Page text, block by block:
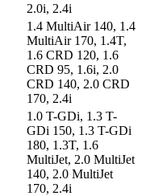
2.0i, 2.4i
1.4 MultiAir 140, 1.4
MultiAir 170, 1.4T,
1.6 CRD 120, 1.6
CRD 95, 1.6i, 2.0
CRD 140, 2.0 CRD
170, 2.4i
1.0 T-GDi, 1.3 T-
GDi 150, 1.3 T-GDi
180, 1.3T, 1.6
MultiJet, 2.0 MultiJet
140, 2.0 MultiJet
170, 2.4i